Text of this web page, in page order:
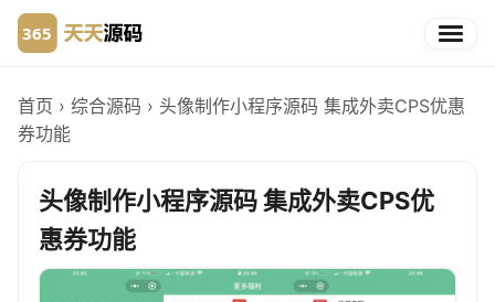
首页 › 综合源码 › 头像制作小程序源码 集成外卖CPS优惠
券功能
头像制作小程序源码 集成外卖CPS优
惠券功能